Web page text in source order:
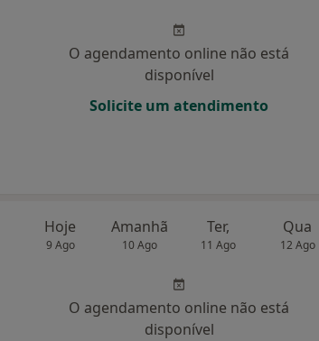
O agendamento online não está
disponível
Solicite um atendimento
Hoje
9 Ago
Amanhã
10 Ago
Ter,
11 Ago
Qua
12 Ago
O agendamento online não está
disponível